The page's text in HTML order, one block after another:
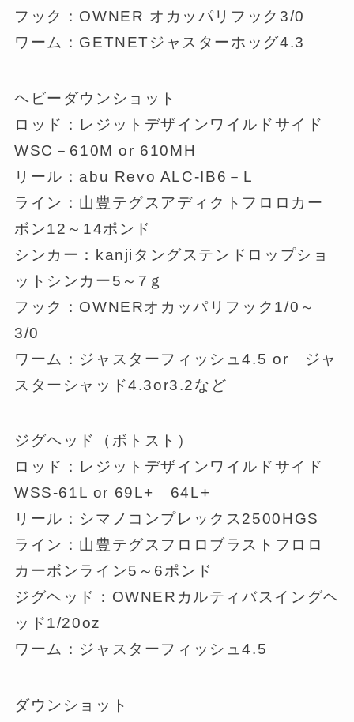
フック：OWNER オカッパリフック3/0
ワーム：GETNETジャスターホッグ4.3
ヘビーダウンショット
ロッド：レジットデザインワイルドサイド
WSC－610M or 610MH
リール：abu Revo ALC-IB6－L
ライン：山豊テグスアディクトフロロカー
ボン12～14ポンド
シンカー：kanjiタングステンドロップショ
ットシンカー5～7ｇ
フック：OWNERオカッパリフック1/0～
3/0
ワーム：ジャスターフィッシュ4.5 or ジャ
スターシャッド4.3or3.2など
ジグヘッド（ボトスト）
ロッド：レジットデザインワイルドサイド
WSS-61L or 69L+ 64L+
リール：シマノコンプレックス2500HGS
ライン：山豊テグスフロロブラストフロロ
カーボンライン5～6ポンド
ジグヘッド：OWNERカルティバスイングヘ
ッド1/20oz
ワーム：ジャスターフィッシュ4.5
ダウンショット